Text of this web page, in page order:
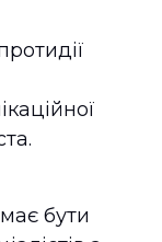
бути